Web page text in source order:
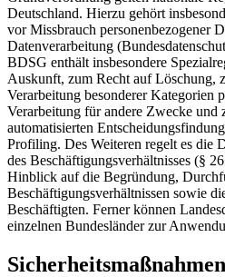
Deutschland. Hierzu gehört
vor Missbrauch personenbezogener
Datenverarbeitung
BDSG enthält insbesondere
Auskunft, zum Recht auf Löschung,
Verarbeitung besonderer Kategorien
Verarbeitung für andere Zwecke
automatisierten
Profiling. Des Weiteren regelt es die
des Beschäftigungsverhältnisses (§
Hinblick auf die Begründung,
Beschäftigungsverhältnissen sowie
Beschäftigten. Ferner können
einzelnen Bundesländer zur
Sicherheitsmaßnahmen